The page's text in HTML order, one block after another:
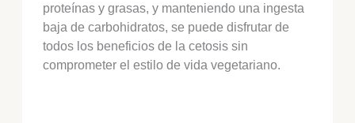
proteínas y grasas, y manteniendo una ingesta
baja de carbohidratos, se puede disfrutar de
todos los beneficios de la cetosis sin
comprometer el estilo de vida vegetariano.